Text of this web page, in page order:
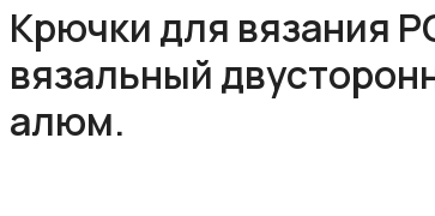
Крючки для вязания
вязальный
алюм.